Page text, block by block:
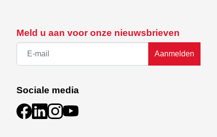
Meld u aan voor onze nieuwsbrieven
Aanmelden
Sociale media